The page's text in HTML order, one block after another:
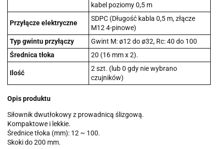
kabel poziomy 0,5 m
Przyłącze elektryczne
SDPC (Długość kabla 0,5 m, złącze
M12 4-pinowe)
Typ gwintu przyłączy
Gwint M: ø12 do ø32, Rc: 40 do 100
Średnica tłoka
20 (16 mm x 2).
Ilość
2 szt. (lub 0 gdy nie wybrano
czujników)
Opis produktu
Siłownik dwutłokowy z prowadnicą ślizgową.
Kompaktowe i lekkie.
Średnice tłoka (mm): 12 ~ 100.
Skoki do 200 mm.